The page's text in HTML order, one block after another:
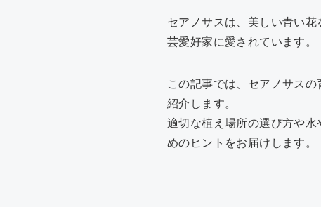
e e
n
a
c
e
b
o
k
セアノサスは、美しい青い
芸愛好家に愛されています。
この記事では、セアノサス
紹介します。
適切な植え場所の選び方や
めのヒントをお届けします。